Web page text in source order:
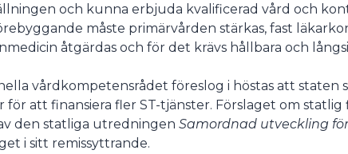
och kunna erbjuda kvalificerad vård och
måste primärvården stärkas, fast
åtgärdas och för det krävs hållbara och
vårdkompetensrådet föreslog i höstas att
för att finansiera fler ST-tjänster. Förslaget om
den statliga utredningen Samordnad utveckling
i sitt remissyttrande.